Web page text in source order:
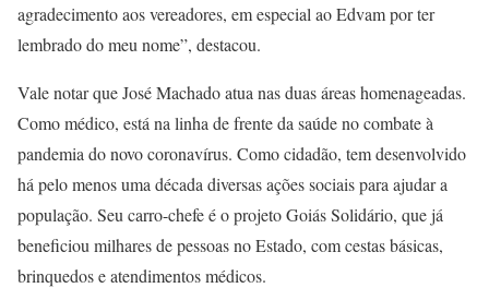
agradecimento aos vereadores, em especial ao Edvam por ter
lembrado do meu nome”, destacou.
Vale notar que José Machado atua nas duas áreas homenageadas.
Como médico, está na linha de frente da saúde no combate à
pandemia do novo coronavírus. Como cidadão, tem desenvolvido
há pelo menos uma década diversas ações sociais para ajudar a
população. Seu carro-chefe é o projeto Goiás Solidário, que já
beneficiou milhares de pessoas no Estado, com cestas básicas,
brinquedos e atendimentos médicos.